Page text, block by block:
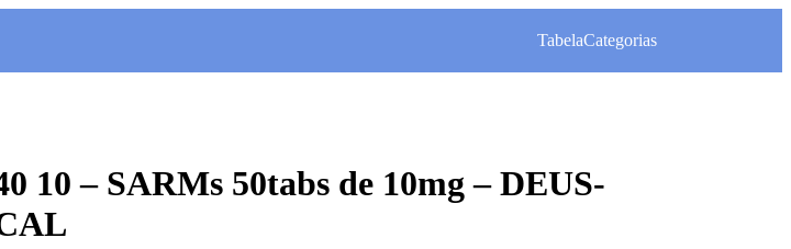
TabelaCategorias
10 – SARMs 50tabs de 10mg – DEUS-